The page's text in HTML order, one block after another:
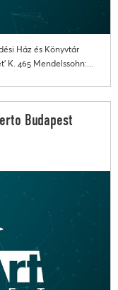
Ház és Könyvtár
465 Mendelssohn:...
Budapest